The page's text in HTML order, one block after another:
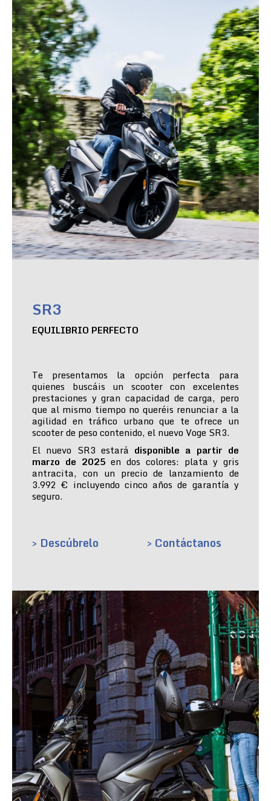
SR3
EQUILIBRIO PERFECTO
Te presentamos la opción perfecta para
quienes buscáis un scooter con excelentes
prestaciones y gran capacidad de carga, pero
que al mismo tiempo no queréis renunciar a la
agilidad en tráfico urbano que te ofrece un
scooter de peso contenido, el nuevo Voge SR3.
El nuevo SR3 estará disponible a partir de
marzo de 2025 en dos colores: plata y gris
antracita, con un precio de lanzamiento de
3.992 € incluyendo cinco años de garantía y
seguro.
> Descúbrelo > Contáctanos